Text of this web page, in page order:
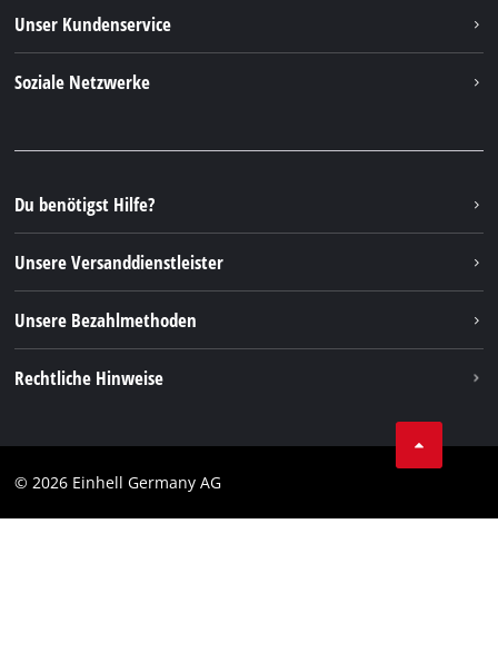
Nachhaltigkeit
Unser Kundenservice
FAQs
Rücksendungen / Widerruf
Verpackungsrichtlinien
Hinweise zur Batterieentsorgung
Vertrag widerrufen
Soziale Netzwerke
Instagram
TikTok
Pinterest
Linkedin
Du benötigst Hilfe?
Unsere Versanddienstleister
Unsere Bezahlmethoden
Rechtliche Hinweise
Impressum
© 2026 Einhell Germany AG